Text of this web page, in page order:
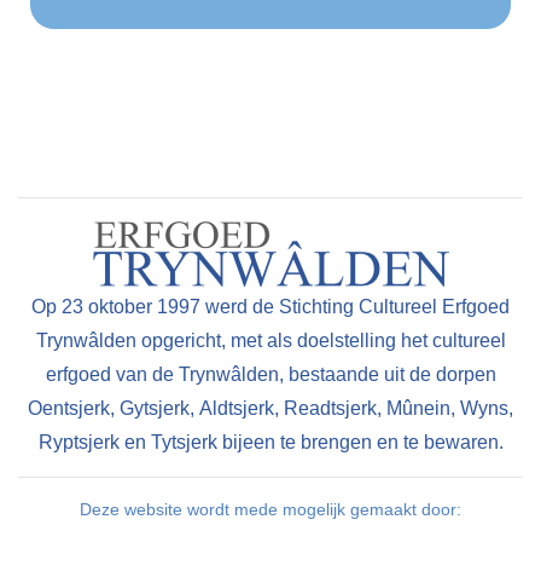
Op 23 oktober 1997 werd de Stichting Cultureel Erfgoed
Trynwâlden opgericht, met als doelstelling het cultureel
erfgoed van de Trynwâlden, bestaande uit de dorpen
Oentsjerk, Gytsjerk, Aldtsjerk, Readtsjerk, Mûnein, Wyns,
Ryptsjerk en Tytsjerk bijeen te brengen en te bewaren.
Deze website wordt mede mogelijk gemaakt door: